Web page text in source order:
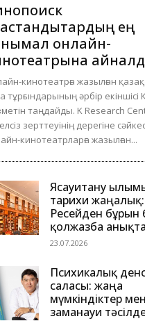
ең
онлайн-
кинотеатрға жазылған
тұрғындарының әрбір екіншісі
таңдайды. K Research
зерттеуінің дерегіне
кинотеатрларға жазылған...
Ясауитану
тарихи жаңалық:
Ресейден бұрын
қолжазба
23.07.2026
Психикалық
саласы: жаңа
мүмкіндіктер мен
заманауи